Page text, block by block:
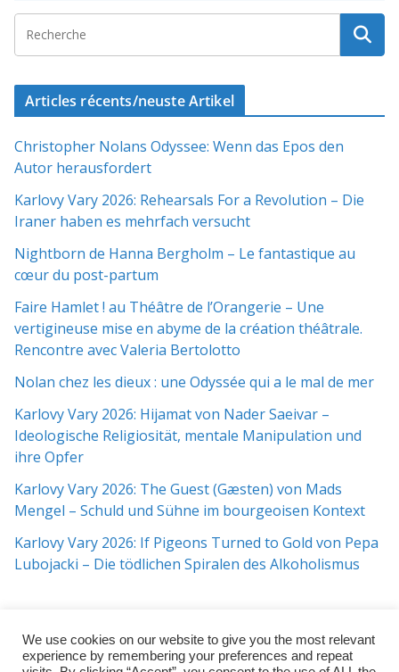
Articles récents/neuste Artikel
Christopher Nolans Odyssee: Wenn das Epos den
Autor herausfordert
Karlovy Vary 2026: Rehearsals For a Revolution – Die
Iraner haben es mehrfach versucht
Nightborn de Hanna Bergholm – Le fantastique au
cœur du post-partum
Faire Hamlet ! au Théâtre de l’Orangerie – Une
vertigineuse mise en abyme de la création théâtrale.
Rencontre avec Valeria Bertolotto
Nolan chez les dieux : une Odyssée qui a le mal de mer
Karlovy Vary 2026: Hijamat von Nader Saeivar​​ –
Ideologische Religiosität, mentale Manipulation und
ihre Opfer
Karlovy Vary 2026: The Guest (Gæsten) von Mads
Mengel – Schuld und Sühne im bourgeoisen Kontext
Karlovy Vary 2026: If Pigeons Turned to Gold von Pepa
Lubojacki – Die tödlichen Spiralen des Alkoholismus
We use cookies on our website to give you the most relevant
experience by remembering your preferences and repeat